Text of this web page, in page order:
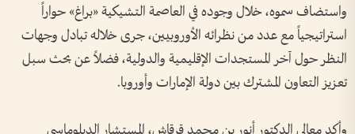
واستضاف سموه، خلال وجوده في العاصمة التشيكية «براغ» حواراً
استراتيجياً مع عدد من نظرائه الأوروبيين، جرى خلاله تبادل وجهات
النظر حول آخر المستجدات الإقليمية والدولية، فضلاً عن بحث سبل
تعزيز التعاون المشترك بين دولة الإمارات وأوروبا.